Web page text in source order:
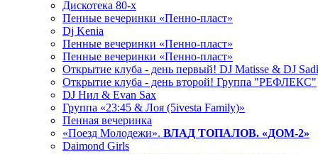
Дискотека 80-х
Пенные вечеринки «Пенно-пласт»
Dj Kenia
Пенные вечеринки «Пенно-пласт»
Пенные вечеринки «Пенно-пласт»
Открытие клуба - день первый! DJ Matisse & DJ
Открытие клуба - день второй! Группа "РЕФЛЕКС"
DJ Нил & Evan Sax
Группа «23:45 & Лоя (5ivesta Family)»
Пенная вечеринка
«Поезд Молодежи». ВЛАД ТОПАЛОВ. «ДОМ-2»
Daimond Girls